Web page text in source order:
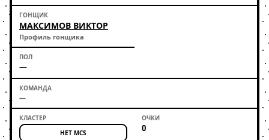
МАКСИМОВ ВИКТОР
Профиль гонщика
—
—
НЕТ MCS 0